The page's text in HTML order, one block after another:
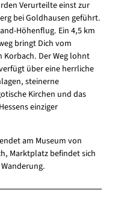
Verurteilte einst zur
bei Goldhausen geführt.
Höhenflug. Ein 4,5 km
bringt Dich vom
Der Weg lohnt
über eine herrliche
steinerne
Kirchen und das
einziger
am Museum von
Marktplatz befindet sich